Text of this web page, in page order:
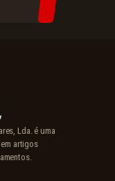
Lda. é uma
artigos